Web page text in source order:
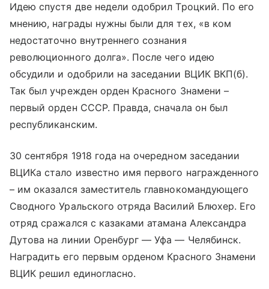
Идею спустя две недели одобрил Троцкий. По его
мнению, награды нужны были для тех, «в ком
недостаточно внутреннего сознания
революционного долга». После чего идею
обсудили и одобрили на заседании ВЦИК ВКП(б).
Так был учрежден орден Красного Знамени –
первый орден СССР. Правда, сначала он был
республиканским.
30 сентября 1918 года на очередном заседании
ВЦИКа стало известно имя первого награжденного
– им оказался заместитель главнокомандующего
Сводного Уральского отряда Василий Блюхер. Его
отряд сражался с казаками атамана Александра
Дутова на линии Оренбург — Уфа — Челябинск.
Наградить его первым орденом Красного Знамени
ВЦИК решил единогласно.